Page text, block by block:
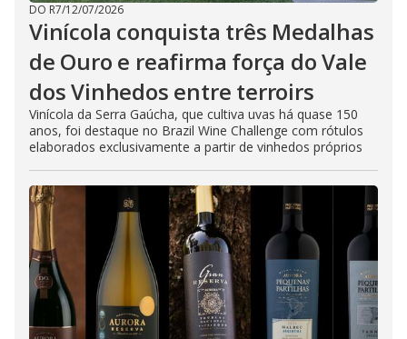
DO R7/12/07/2026
Vinícola conquista três Medalhas
de Ouro e reafirma força do Vale
dos Vinhedos entre terroirs
Vinícola da Serra Gaúcha, que cultiva uvas há quase 150
anos, foi destaque no Brazil Wine Challenge com rótulos
elaborados exclusivamente a partir de vinhedos próprios